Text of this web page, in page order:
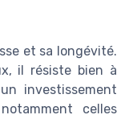
et sa longévité.
il résiste bien à
investissement
celles